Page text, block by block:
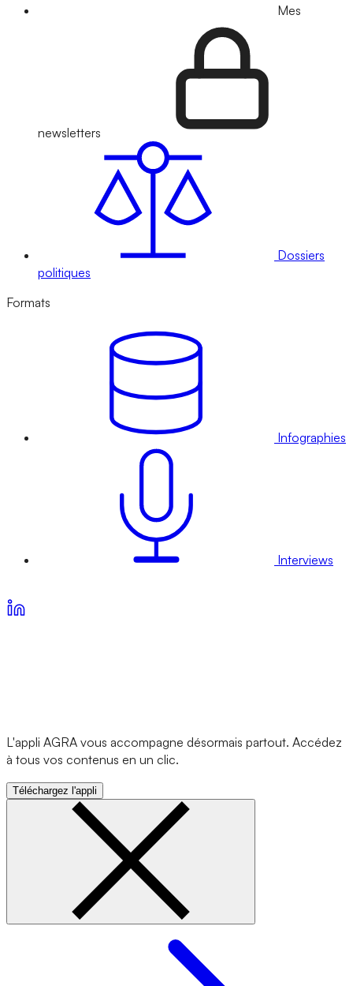
Mes
newsletters
Dossiers
politiques
Formats
Infographies
Interviews
L'appli AGRA vous accompagne désormais partout. Accédez
à tous vos contenus en un clic.
Téléchargez l'appli